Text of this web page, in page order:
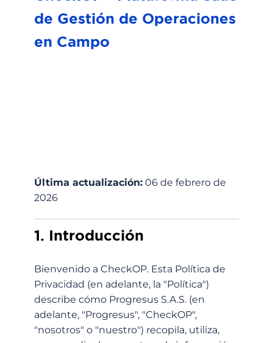
de Gestión de Operaciones
en Campo
Última actualización: 06 de febrero de
2026
1. Introducción
Bienvenido a CheckOP. Esta Política de
Privacidad (en adelante, la "Política")
describe cómo Progresus S.A.S. (en
adelante, "Progresus", "CheckOP",
"nosotros" o "nuestro") recopila, utiliza,